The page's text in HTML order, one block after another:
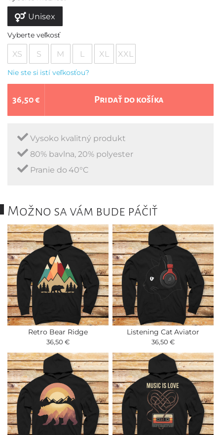
Unisex
Vyberte veľkosť
XS S M L XL XXL
Nie ste si istí veľkosťou?
36,50 € Pridať do košíka
Vysoko kvalitný produkt
80% bavlna, 20% polyester
Pranie do 40°C
Možno sa vám bude páčiť
Retro Bear Ridge
36,50 €
Listening Cat Aviator
36,50 €